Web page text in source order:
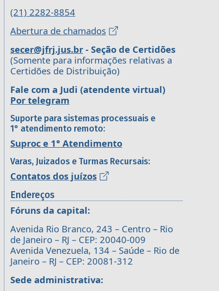
(21) 2282-8854
Abertura de chamados
secer@jfrj.jus.br - Seção de Certidões
(Somente para informações relativas a
Certidões de Distribuição)
Fale com a Judi (atendente virtual)
Por telegram
Suporte para sistemas processuais e
1° atendimento remoto:
Suproc e 1° Atendimento
Varas, Juizados e Turmas Recursais:
Contatos dos juízos
Endereços
Fóruns da capital:
Avenida Rio Branco, 243 – Centro – Rio
de Janeiro – RJ – CEP: 20040-009
Avenida Venezuela, 134 – Saúde – Rio de
Janeiro – RJ – CEP: 20081-312
Sede administrativa: